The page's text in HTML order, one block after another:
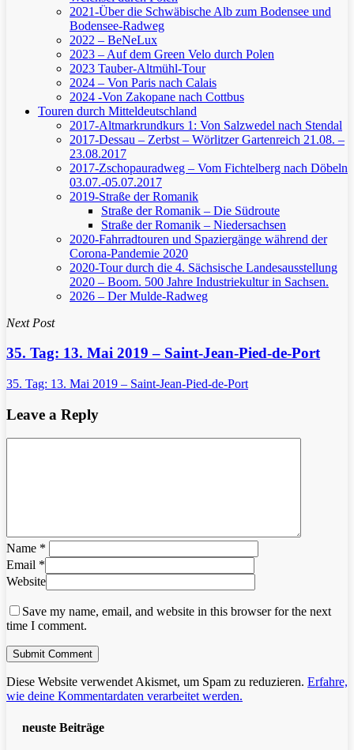
2021-Über die Schwäbische Alb zum Bodensee und
Bodensee-Radweg
2022 – BeNeLux
2023 – Auf dem Green Velo durch Polen
2023 Tauber-Altmühl-Tour
2024 – Von Paris nach Calais
2024 -Von Zakopane nach Cottbus
Touren durch Mitteldeutschland
2017-Altmarkrundkurs 1: Von Salzwedel nach Stendal
2017-Dessau – Zerbst – Wörlitzer Gartenreich 21.08. –
23.08.2017
2017-Zschopauradweg – Vom Fichtelberg nach Döbeln
03.07.-05.07.2017
2019-Straße der Romanik
Straße der Romanik – Die Südroute
Straße der Romanik – Niedersachsen
2020-Fahrradtouren und Spaziergänge während der
Corona-Pandemie 2020
2020-Tour durch die 4. Sächsische Landesausstellung
2020 – Boom. 500 Jahre Industriekultur in Sachsen.
2026 – Der Mulde-Radweg
Next Post
35. Tag: 13. Mai 2019 – Saint-Jean-Pied-de-Port
35. Tag: 13. Mai 2019 – Saint-Jean-Pied-de-Port
Leave a Reply
Name *
Email *
Website
Save my name, email, and website in this browser for the next
time I comment.
Diese Website verwendet Akismet, um Spam zu reduzieren. Erfahre,
wie deine Kommentardaten verarbeitet werden.
neuste Beiträge